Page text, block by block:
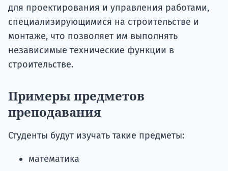
для проектирования и управления работами,
специализирующимися на строительстве и
монтаже, что позволяет им выполнять
независимые технические функции в
строительстве.
Примеры предметов
преподавания
Студенты будут изучать такие предметы:
математика